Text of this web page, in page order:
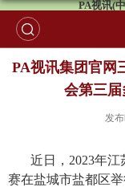
PA视讯(
PA视讯集团官网
会第三
发
近日， 2023年
赛在盐城市盐都区